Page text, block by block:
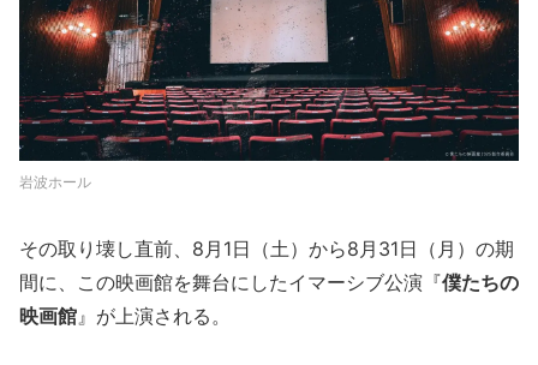
岩波ホール
その取り壊し直前、8月1日（土）から8月31日（月）の期
間に、この映画館を舞台にしたイマーシブ公演『僕たちの
映画館 』が上演される。